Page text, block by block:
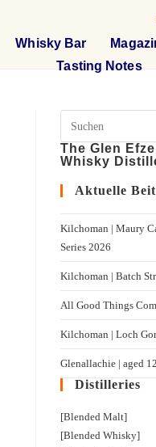
Whisky Bar
Tasting Notes
The Glen
Whisky
Aktuelle
Kilchoman | Maury
Series 2026
Kilchoman | Batch
All Good Things
Kilchoman | Loch
Glenallachie | aged
Distilleries
[Blended Malt]
[Blended Whisky]